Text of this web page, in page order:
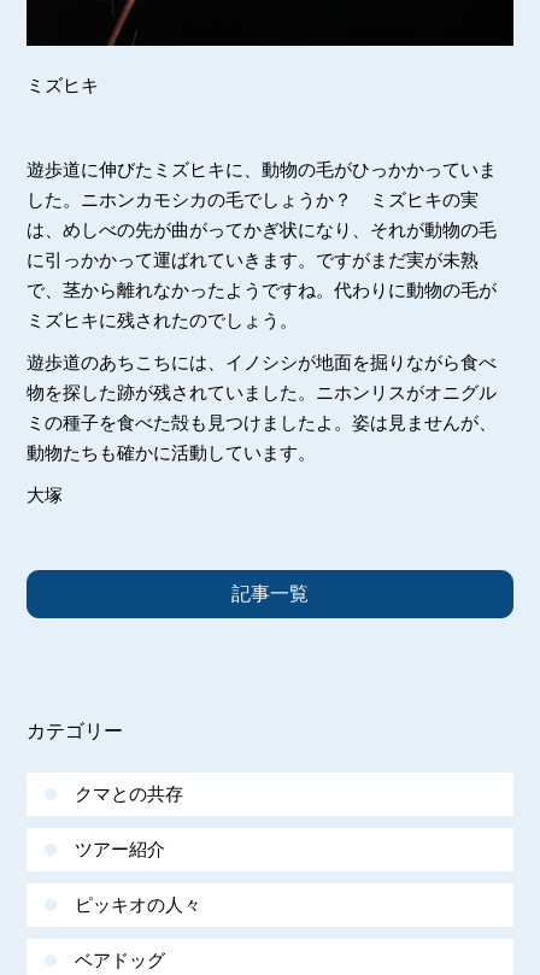
ミズヒキ
遊歩道に伸びたミズヒキに、動物の毛がひっかかっていま
した。ニホンカモシカの毛でしょうか？ ミズヒキの実
は、めしべの先が曲がってかぎ状になり、それが動物の毛
に引っかかって運ばれていきます。ですがまだ実が未熟
で、茎から離れなかったようですね。代わりに動物の毛が
ミズヒキに残されたのでしょう。
遊歩道のあちこちには、イノシシが地面を掘りながら食べ
物を探した跡が残されていました。ニホンリスがオニグル
ミの種子を食べた殻も見つけましたよ。姿は見ませんが、
動物たちも確かに活動しています。
大塚
記事一覧
カテゴリー
クマとの共存
ツアー紹介
ピッキオの人々
ベアドッグ